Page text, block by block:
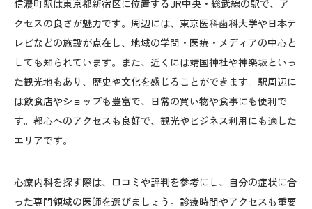
信濃町駅は東京都新宿区に位置するJR中央・総武線の駅で、ア
クセスの良さが魅力です。周辺には、東京医科歯科大学や日本テ
レビなどの施設が点在し、地域の学問・医療・メディアの中心と
しても知られています。また、近くには靖国神社や神楽坂といっ
た観光地もあり、歴史や文化を感じることができます。駅周辺に
は飲食店やショップも豊富で、日常の買い物や食事にも便利で
す。都心へのアクセスも良好で、観光やビジネス利用にも適した
エリアです。
心療内科を探す際は、口コミや評判を参考にし、自分の症状に合
った専門領域の医師を選びましょう。診療時間やアクセスも重要